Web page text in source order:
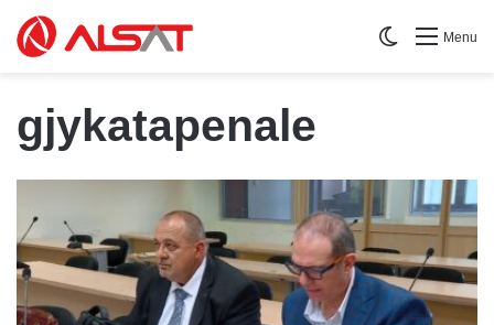
Menu
Switch skin
gjykatapenale